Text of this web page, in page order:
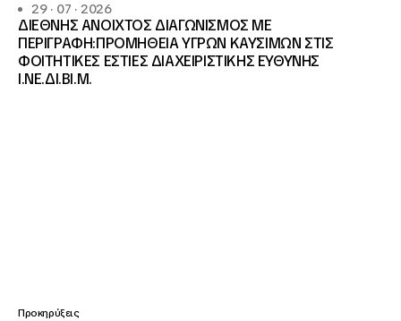
29 · 07 · 2026
ΔΙΕΘΝΗΣ ΑΝΟΙΧΤΟΣ ΔΙΑΓΩΝΙΣΜΟΣ ΜΕ
ΠΕΡΙΓΡΑΦΗ:ΠΡΟΜΗΘΕΙΑ ΥΓΡΩΝ ΚΑΥΣΙΜΩΝ ΣΤΙΣ
ΦΟΙΤΗΤΙΚΕΣ ΕΣΤΙΕΣ ΔΙΑΧΕΙΡΙΣΤΙΚΗΣ ΕΥΘΥΝΗΣ
Ι.ΝΕ.ΔΙ.ΒΙ.Μ.
Προκηρύξεις